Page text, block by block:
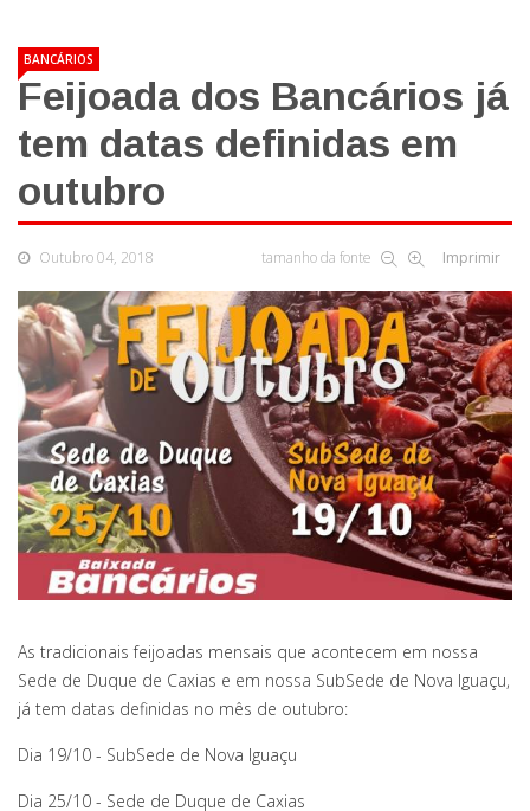
BANCÁRIOS
Feijoada dos Bancários já
tem datas definidas em
outubro
Outubro 04, 2018 tamanho da fonte Imprimir
As tradicionais feijoadas mensais que acontecem em nossa
Sede de Duque de Caxias e em nossa SubSede de Nova Iguaçu,
já tem datas definidas no mês de outubro:
Dia 19/10 - SubSede de Nova Iguaçu
Dia 25/10 - Sede de Duque de Caxias